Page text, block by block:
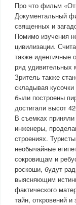
Про что фильм
Документальный
священных и
Помимо изучения
цивилизации.
также идентичные
ряд удивительных
Зритель также
складывая
были построены
достигали высот
В съемках приняли
инженеры,
строениях.
необычайные
сокровищам и
роскоши, будут
выясняющим
фактического
тайн, откровений и